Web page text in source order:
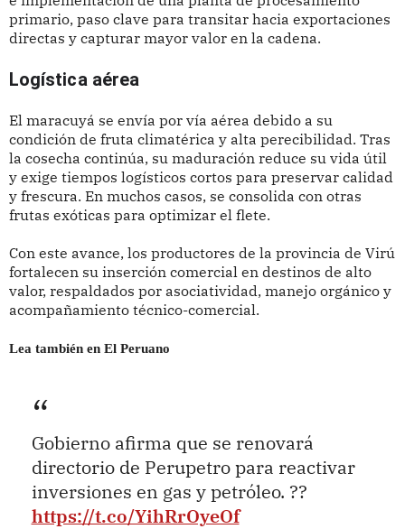
primario, paso clave para transitar hacia exportaciones
directas y capturar mayor valor en la cadena.
Logística aérea
El maracuyá se envía por vía aérea debido a su
condición de fruta climatérica y alta perecibilidad. Tras
la cosecha continúa, su maduración reduce su vida útil
y exige tiempos logísticos cortos para preservar calidad
y frescura. En muchos casos, se consolida con otras
frutas exóticas para optimizar el flete.
Con este avance, los productores de la provincia de Virú
fortalecen su inserción comercial en destinos de alto
valor, respaldados por asociatividad, manejo orgánico y
acompañamiento técnico-comercial.
Lea también en El Peruano
Gobierno afirma que se renovará
directorio de Perupetro para reactivar
inversiones en gas y petróleo. ??
https://t.co/YihRrOyeOf